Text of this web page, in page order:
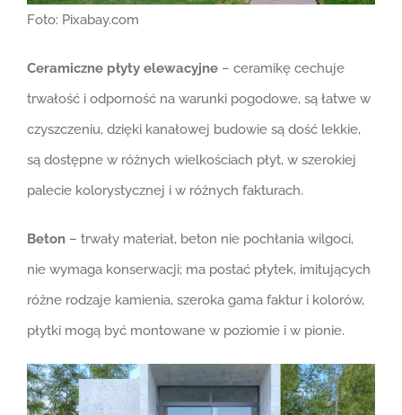
Foto: Pixabay.com
Ceramiczne płyty elewacyjne – ceramikę cechuje
trwałość i odporność na warunki pogodowe, są łatwe w
czyszczeniu, dzięki kanałowej budowie są dość lekkie,
są dostępne w różnych wielkościach płyt, w szerokiej
palecie kolorystycznej i w różnych fakturach.
Beton – trwały materiał, beton nie pochłania wilgoci,
nie wymaga konserwacji; ma postać płytek, imitujących
różne rodzaje kamienia, szeroka gama faktur i kolorów,
płytki mogą być montowane w poziomie i w pionie.